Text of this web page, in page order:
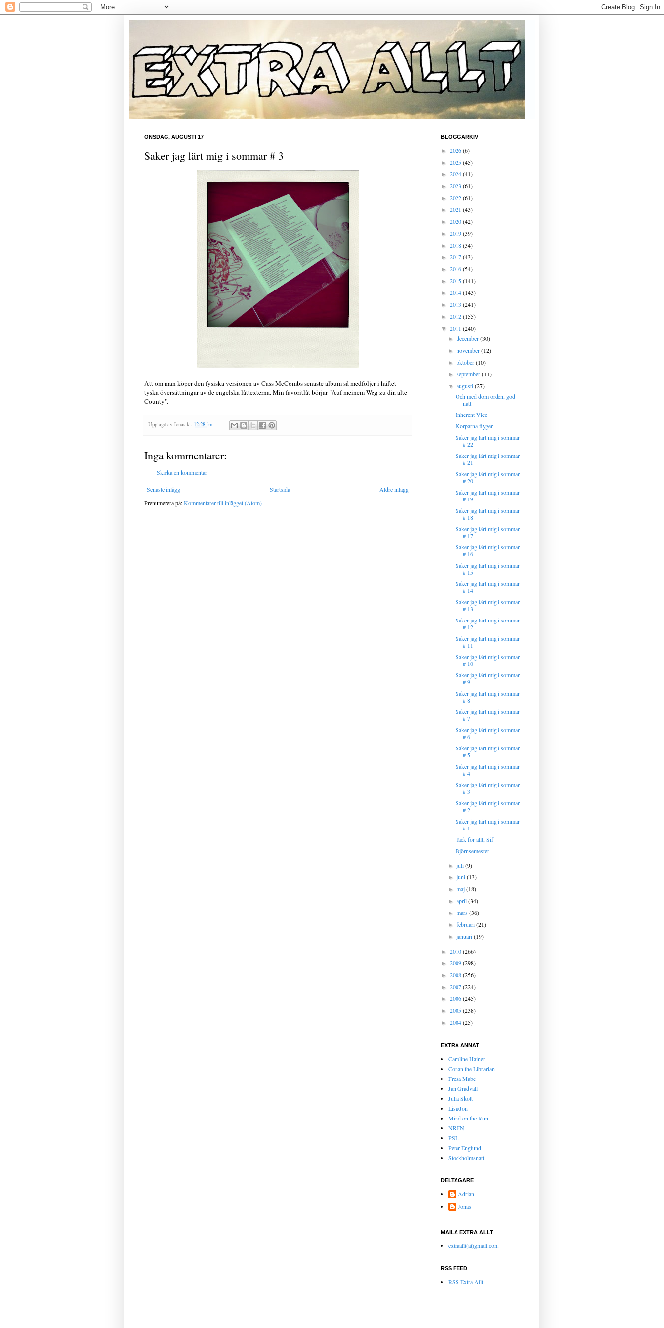
ONSDAG, AUGUSTI 17
Saker jag lärt mig i sommar # 3
Att om man köper den fysiska versionen av Cass McCombs senaste album så medföljer i häftet
tyska översättningar av de engelska låttexterna. Min favoritlåt börjar "Auf meinem Weg zu dir, alte
County".
Upplagd av Jonas kl. 12:28 fm
Inga kommentarer:
Skicka en kommentar
Senaste inlägg Äldre inlägg
Startsida
Prenumerera på:Kommentarer till inlägget (Atom)
BLOGGARKIV
► 2026(6)
► 2025(45)
► 2024(41)
► 2023 (61)
► 2022(61)
► 2021 (43)
► 2020(42)
► 2019(39)
► 2018(34)
► 2017(43)
► 2016(54)
► 2015(141)
► 2014(143)
► 2013 (241)
► 2012(155)
▼ 2011 (240)
►december(30)
►november(12)
►oktober(10)
►september(11)
▼augusti(27)
Och med dom orden, god
natt
Inherent Vice
Korparna flyger
Saker jag lärt mig i sommar
# 22
Saker jag lärt mig i sommar
# 21
Saker jag lärt mig i sommar
# 20
Saker jag lärt mig i sommar
# 19
Saker jag lärt mig i sommar
# 18
Saker jag lärt mig i sommar
# 17
Saker jag lärt mig i sommar
# 16
Saker jag lärt mig i sommar
# 15
Saker jag lärt mig i sommar
# 14
Saker jag lärt mig i sommar
# 13
Saker jag lärt mig i sommar
# 12
Saker jag lärt mig i sommar
# 11
Saker jag lärt mig i sommar
# 10
Saker jag lärt mig i sommar
# 9
Saker jag lärt mig i sommar
# 8
Saker jag lärt mig i sommar
# 7
Saker jag lärt mig i sommar
# 6
Saker jag lärt mig i sommar
# 5
Saker jag lärt mig i sommar
# 4
Saker jag lärt mig i sommar
# 3
Saker jag lärt mig i sommar
# 2
Saker jag lärt mig i sommar
# 1
Tack för allt, Sif
Björnsemester
►juli(9)
►juni(13)
►maj(18)
►april(34)
►mars(36)
►februari(21)
►januari(19)
► 2010(266)
► 2009(298)
► 2008(256)
► 2007(224)
► 2006(245)
► 2005(238)
► 2004(25)
EXTRA ANNAT
Caroline Hainer
Conan the Librarian
Fresa Mabe
Jan Gradvall
Julia Skott
Lisa/Jon
Mind on the Run
NRFN
PSL
Peter Englund
Stockholmsnatt
DELTAGARE
Adrian
Jonas
MAILA EXTRA ALLT
extraallt(at)gmail.com
RSS FEED
RSS Extra Allt